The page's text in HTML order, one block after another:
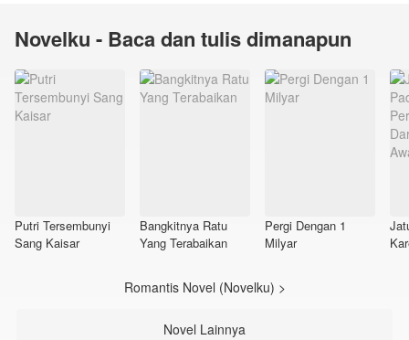
Novelku - Baca dan tulis dimanapun
Putri Tersembunyi
Sang Kaisar
Bangkitnya Ratu
Yang Terabaikan
Pergi Dengan 1
Milyar
Romantis Novel (Novelku) >
Novel Lainnya